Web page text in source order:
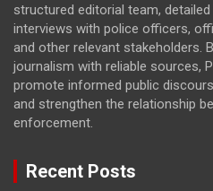
structured editorial team,
interviews with police officers,
and other relevant stakeholders.
journalism with reliable sources,
promote informed public
and strengthen the relationship
enforcement.
Recent Posts